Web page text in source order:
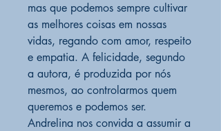
mas que podemos sempre cultivar
as melhores coisas em nossas
vidas, regando com amor, respeito
e empatia. A felicidade, segundo
a autora, é produzida por nós
mesmos, ao controlarmos quem
queremos e podemos ser.
Andrelina nos convida a assumir a